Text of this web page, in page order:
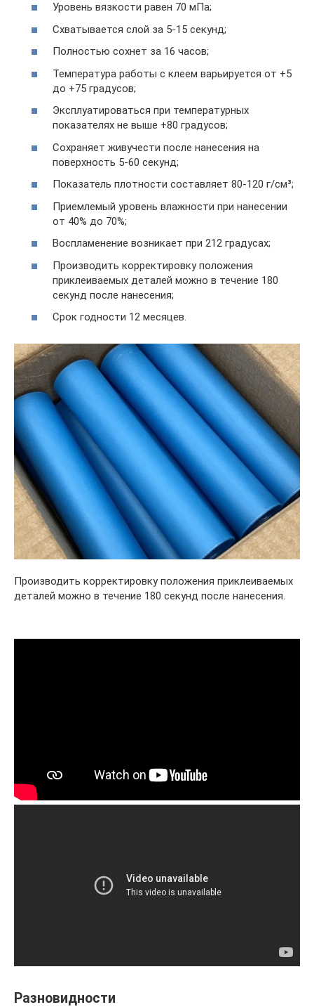
Уровень вязкости равен 70 мПа;
Схватывается слой за 5-15 секунд;
Полностью сохнет за 16 часов;
Температура работы с клеем варьируется от +5
до +75 градусов;
Эксплуатироваться при температурных
показателях не выше +80 градусов;
Сохраняет живучести после нанесения на
поверхность 5-60 секунд;
Показатель плотности составляет 80-120 г/см³;
Приемлемый уровень влажности при нанесении
от 40% до 70%;
Воспламенение возникает при 212 градусах;
Производить корректировку положения
приклеиваемых деталей можно в течение 180
секунд после нанесения;
Срок годности 12 месяцев.
Производить корректировку положения приклеиваемых
деталей можно в течение 180 секунд после нанесения.
Разновидности